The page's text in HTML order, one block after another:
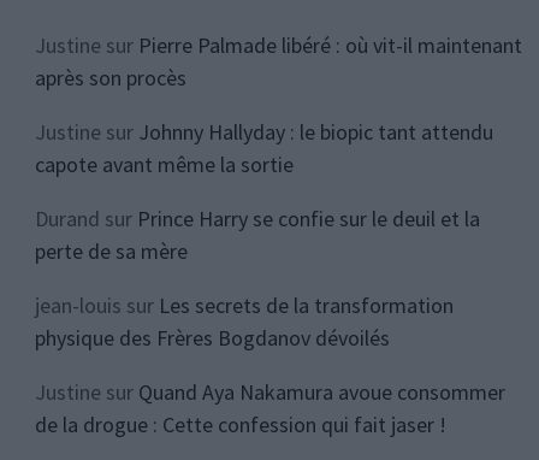
Justinesur Pierre Palmade libéré : où vit-il maintenant
après son procès
Justinesur Johnny Hallyday : le biopic tant attendu
capote avant même la sortie
Durand sur Prince Harry se confie sur le deuil et la
perte de sa mère
jean-louis sur Les secrets de la transformation
physique des Frères Bogdanov dévoilés
Justinesur Quand Aya Nakamura avoue consommer
de la drogue : Cette confession qui fait jaser !